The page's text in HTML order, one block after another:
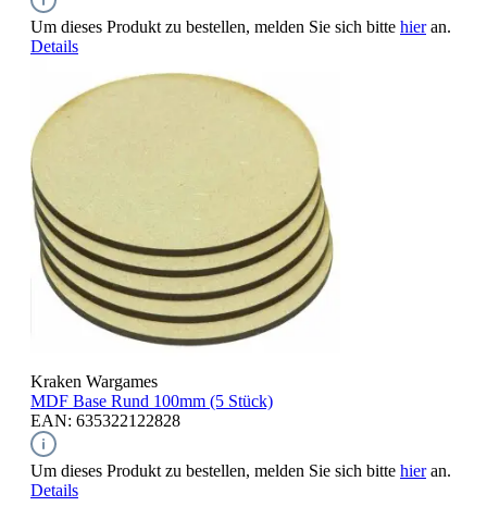
Um dieses Produkt zu bestellen, melden Sie sich bitte hieran.
Details
Kraken Wargames
MDF Base Rund 100mm (5 Stück)
EAN: 635322122828
Um dieses Produkt zu bestellen, melden Sie sich bitte hieran.
Details